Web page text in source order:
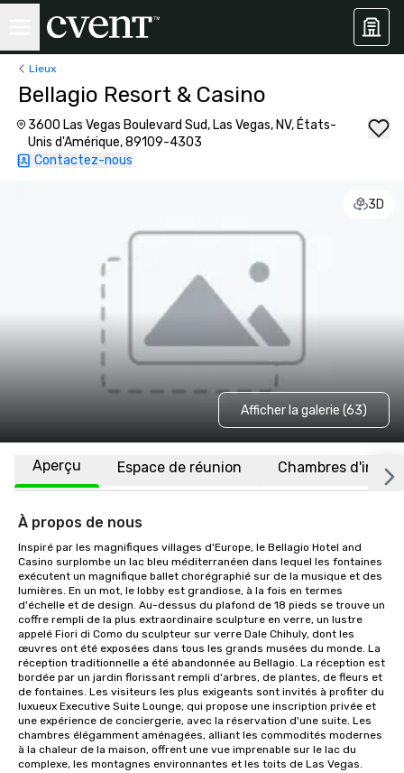
Lieux
Bellagio Resort & Casino
3600 Las Vegas Boulevard Sud, Las Vegas, NV, États-
Unis d'Amérique, 89109-4303
Contactez-nous
3D
Afficher la galerie (63)
Aperçu Espace de réunion Chambres
À propos de nous
Inspiré par les magnifiques villages d'Europe, le Bellagio Hotel and
Casino surplombe un lac bleu méditerranéen dans lequel les fontaines
exécutent un magnifique ballet chorégraphié sur de la musique et des
lumières. En un mot, le lobby est grandiose, à la fois en termes
d'échelle et de design. Au-dessus du plafond de 18 pieds se trouve un
coffre rempli de la plus extraordinaire sculpture en verre, un lustre
appelé Fiori di Como du sculpteur sur verre Dale Chihuly, dont les
œuvres ont été exposées dans tous les grands musées du monde. La
réception traditionnelle a été abandonnée au Bellagio. La réception est
bordée par un jardin florissant rempli d'arbres, de plantes, de fleurs et
de fontaines. Les visiteurs les plus exigeants sont invités à profiter du
luxueux Executive Suite Lounge, qui propose une inscription privée et
une expérience de conciergerie, avec la réservation d'une suite. Les
chambres élégamment aménagées, alliant les commodités modernes
à la chaleur de la maison, offrent une vue imprenable sur le lac du
complexe, les montagnes environnantes et les toits de Las Vegas.